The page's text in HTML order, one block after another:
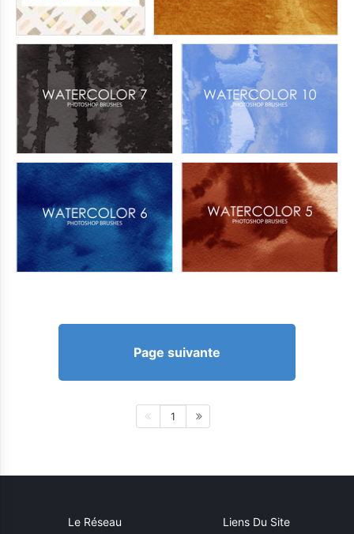
Page suivante
1
Le Réseau Liens Du Site